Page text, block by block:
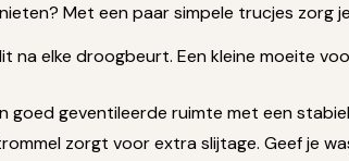
Met een paar simpele trucjes zorg
na elke droogbeurt. Een kleine moeite
goed geventileerde ruimte met een
zorgt voor extra slijtage. Geef je